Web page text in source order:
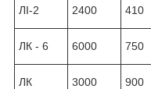
ЛІ-2 2400 410
ЛК - 6 6000 750
ЛК
3000 900